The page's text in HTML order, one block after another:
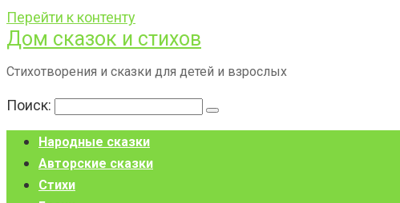
Перейти к контенту
Дом сказок и стихов
Стихотворения и сказки для детей и взрослых
Поиск:
Народные сказки
Авторские сказки
Стихи